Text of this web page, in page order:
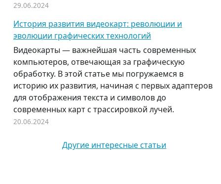
29.06.2024
История развития видеокарт: революции и
эволюции графических технологий
Видеокарты — важнейшая часть современных
компьютеров, отвечающая за графическую
обработку. В этой статье мы погружаемся в
историю их развития, начиная с первых адаптеров
для отображения текста и символов до
современных карт с трассировкой лучей.
20.06.2024
Другие интересные статьи